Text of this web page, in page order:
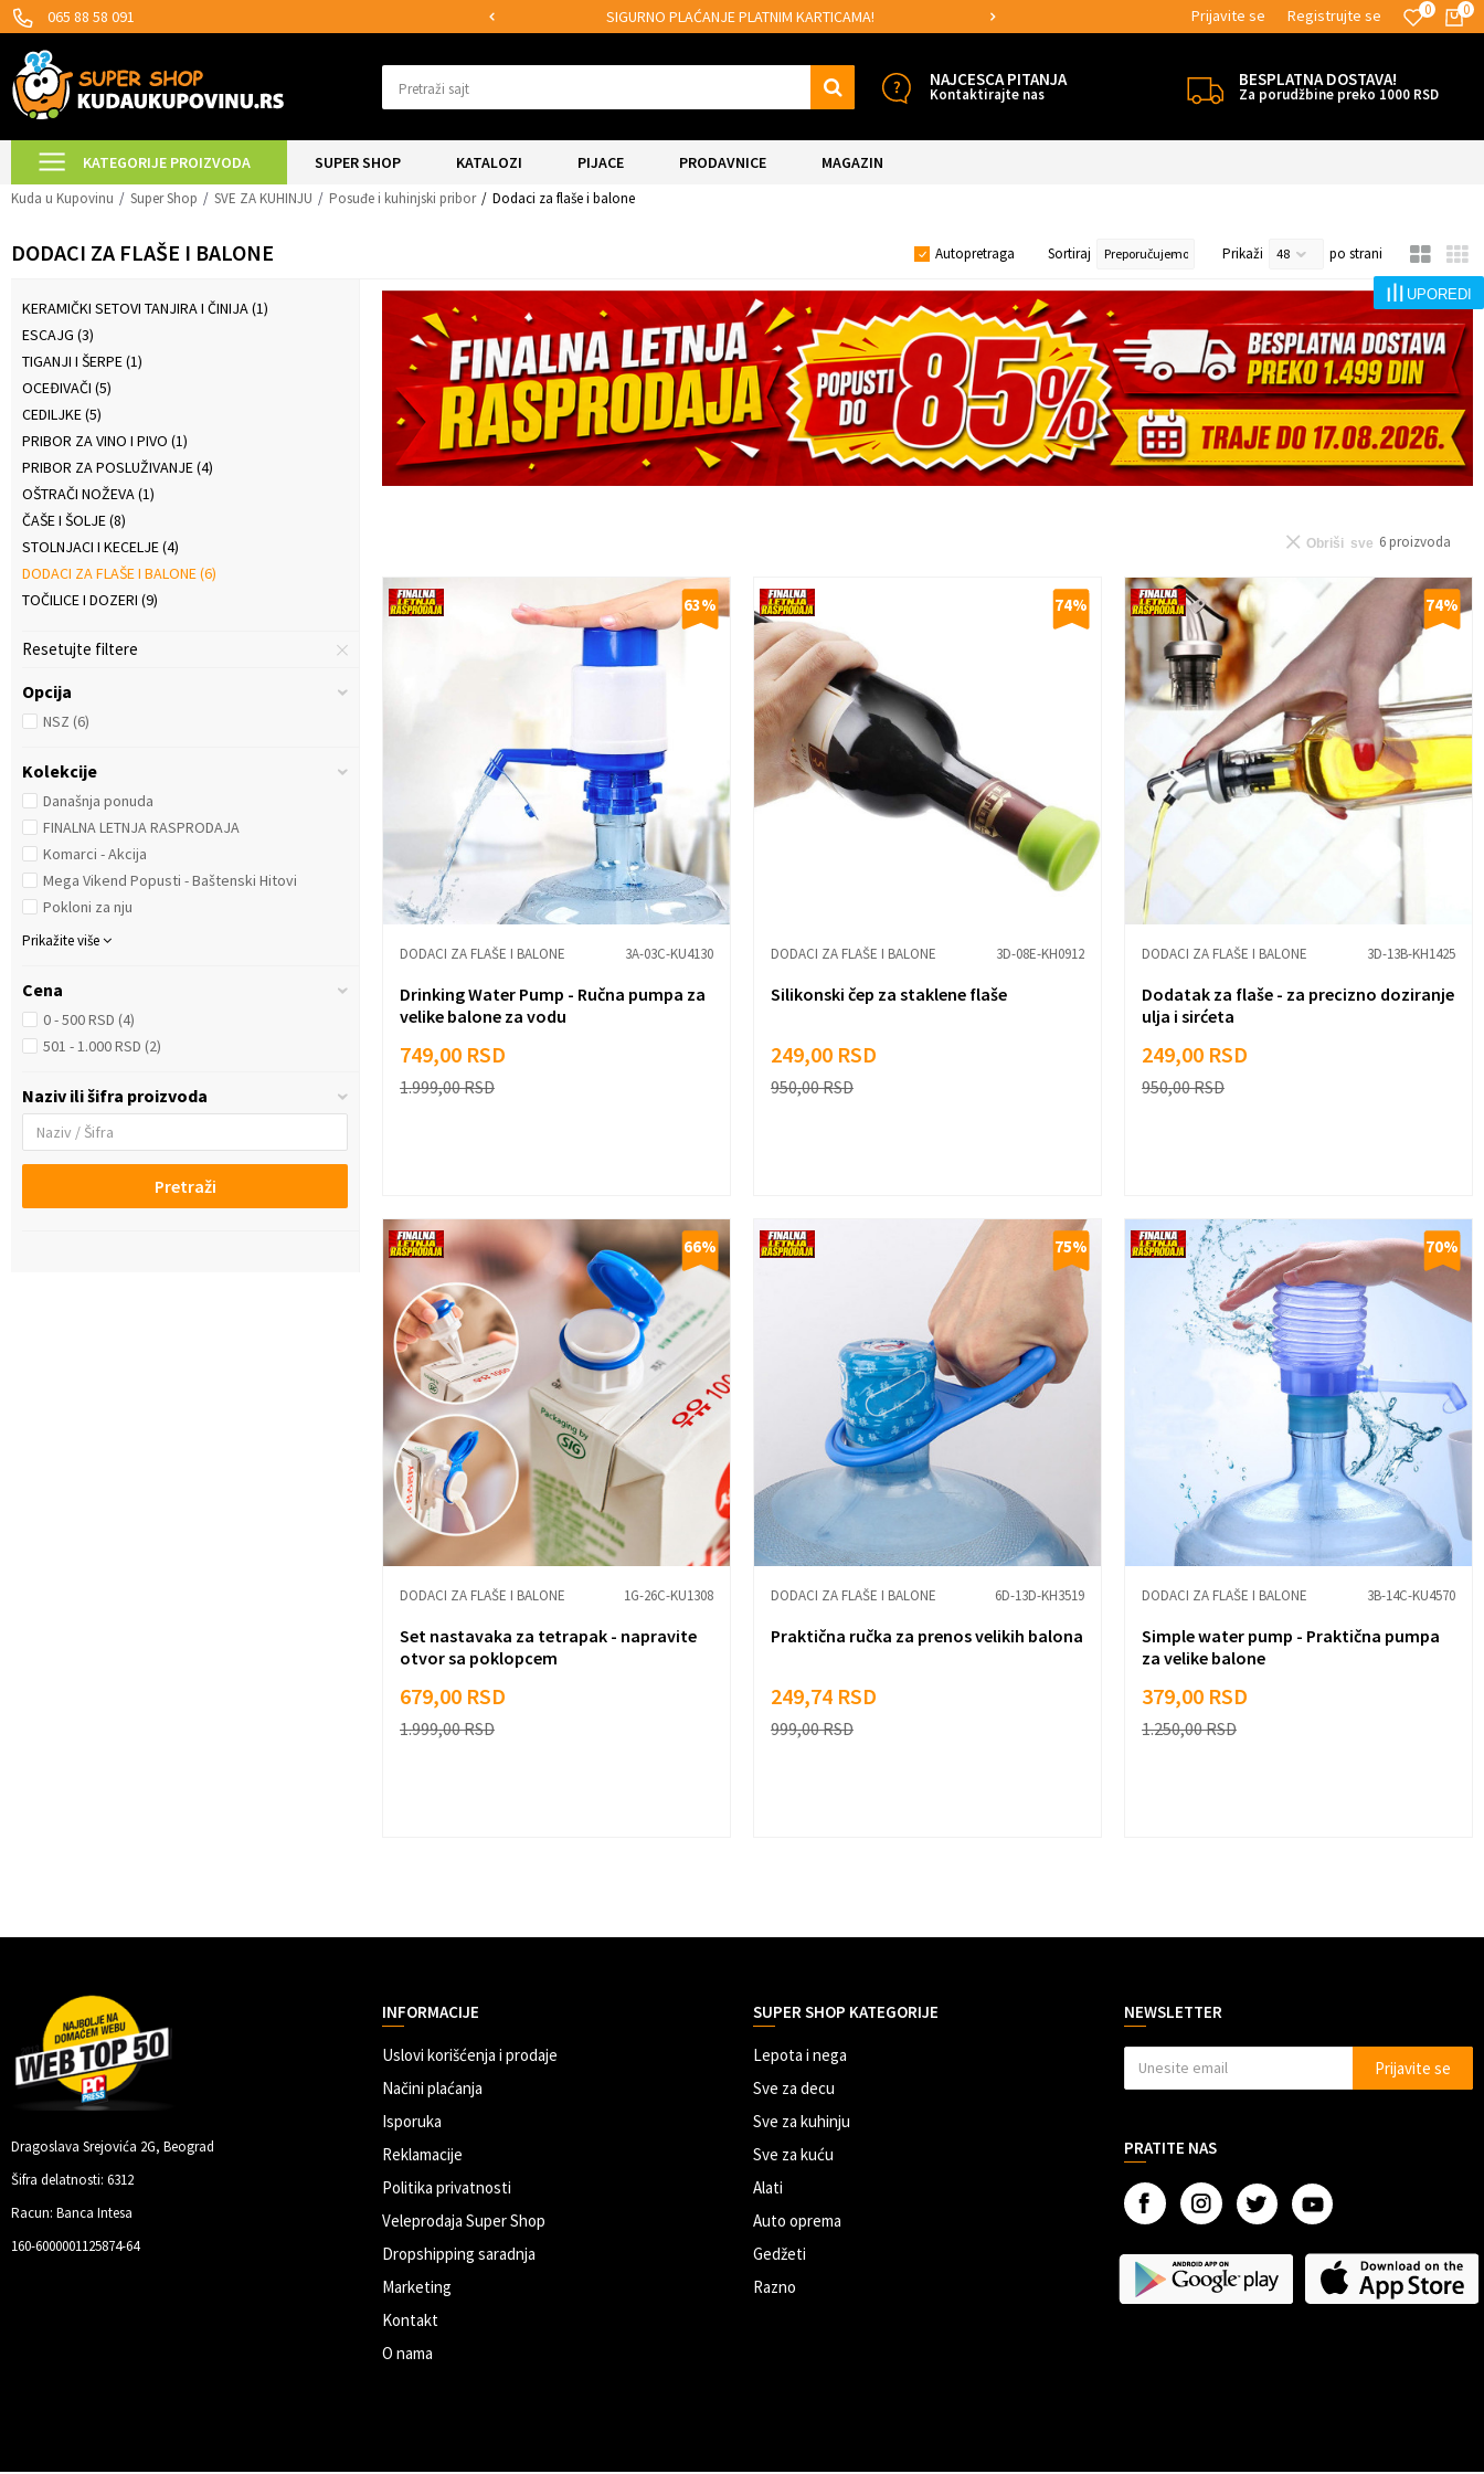
065 88 58 091
ISPORUKE ZA 24H! SIGURNO PLAĆANJE PLATNIM KARTICAMA! MOGUĆNOST BESPLATNE ISPORUKE! 0
0
Prijavite se Registrujte se
Pretraži sajt NAJCESCA PITANJA
Kontaktirajte nas
BESPLATNA DOSTAVA!
Za porudžbine preko 1000 RSD
KATEGORIJE PROIZVODA SUPER SHOP KATALOZI PIJACE PRODAVNICE MAGAZIN
UPOREDI
Kuda u Kupovinu Super Shop SVE ZA KUHINJU Posuđe i kuhinjski pribor Dodaci za flaše i balone
DODACI ZA FLAŠE I BALONE Autopretraga Sortiraj Prikaži po strani
KERAMIČKI SETOVI TANJIRA I ČINIJA(1)
ESCAJG (3)
TIGANJI I ŠERPE(1)
OCEĐIVAČI (5)
CEDILJKE(5)
PRIBOR ZA VINO I PIVO (1)
PRIBOR ZA POSLUŽIVANJE(4)
OŠTRAČI NOŽEVA(1)
ČAŠE I ŠOLJE(8)
STOLNJACI I KECELJE(4)
DODACI ZA FLAŠE I BALONE(6)
TOČILICE I DOZERI (9)
Resetujte filtere
Opcija
NSZ (6)
Kolekcije
Današnja ponuda
FINALNA LETNJA RASPRODAJA
Komarci - Akcija
Mega Vikend Popusti - Baštenski Hitovi
Pokloni za nju
Prikažite više
Cena
0 - 500 RSD (4)
501 - 1.000 RSD (2)
Naziv ili šifra proizvoda
Pretraži
6 proizvoda
Obriši sve
63%
DODACI ZA FLAŠE I BALONE 3A-03C-KU4130
Drinking Water Pump - Ručna pumpa za
velike balone za vodu
749,00 RSD
1.999,00RSD
74%
DODACI ZA FLAŠE I BALONE 3D-08E-KH0912
Silikonski čep za staklene flaše
249,00 RSD
950,00RSD
74%
DODACI ZA FLAŠE I BALONE 3D-13B-KH1425
Dodatak za flaše - za precizno doziranje
ulja i sirćeta
249,00 RSD
950,00RSD
66%
DODACI ZA FLAŠE I BALONE 1G-26C-KU1308
Set nastavaka za tetrapak - napravite
otvor sa poklopcem
679,00 RSD
1.999,00RSD
75%
DODACI ZA FLAŠE I BALONE 6D-13D-KH3519
Praktična ručka za prenos velikih balona
249,74 RSD
999,00RSD
70%
DODACI ZA FLAŠE I BALONE 3B-14C-KU4570
Simple water pump - Praktična pumpa
za velike balone
379,00 RSD
1.250,00RSD
Dragoslava Srejovića 2G, Beograd
Šifra delatnosti: 6312
Racun: Banca Intesa
160-6000001125874-64
INFORMACIJE
Uslovi korišćenja i prodaje
Načini plaćanja
Isporuka
Reklamacije
Politika privatnosti
Veleprodaja Super Shop
Dropshipping saradnja
Marketing
Kontakt
O nama
SUPER SHOP KATEGORIJE
Lepota i nega
Sve za decu
Sve za kuhinju
Sve za kuću
Alati
Auto oprema
Gedžeti
Razno
NEWSLETTER
Prijavite se
PRATITE NAS